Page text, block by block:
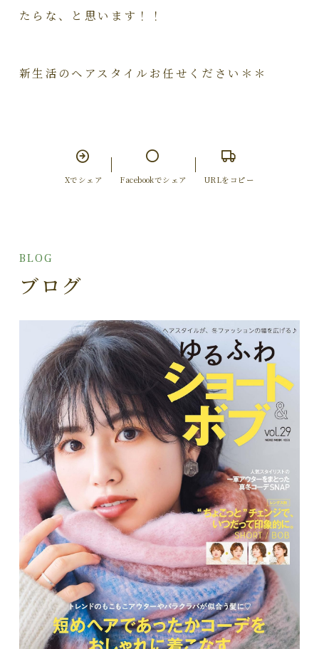
たらな、と思います！！
新生活のヘアスタイルお任せください＊＊
Xでシェア Facebookでシェア URLをコピー
BLOG
ブログ